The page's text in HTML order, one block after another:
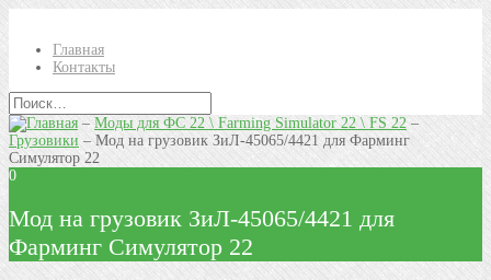
Главная
Контакты
–Моды для ФС 22 \ Farming Simulator 22 \ FS 22–
Грузовики – Мод на грузовик ЗиЛ-45065/4421 для Фарминг
Симулятор 22
0
Мод на грузовик ЗиЛ-45065/4421 для
Фарминг Симулятор 22